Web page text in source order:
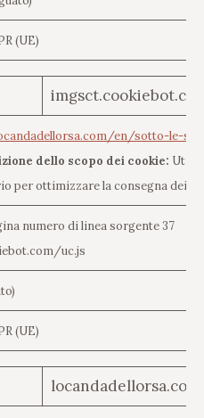
(UE)
en/sotto-le-
dello scopo dei cookie:
per ottimizzare la consegna dei
numero di linea sorgente 37
uc.js
(UE)
locandadellorsa.com